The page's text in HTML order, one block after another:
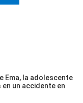
Ema, la adolescente
un accidente en